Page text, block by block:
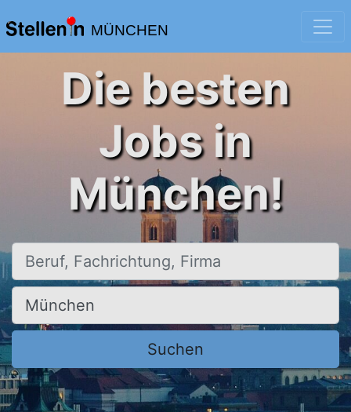
MÜNCHEN
Die besten
Jobs in
München!
Beruf, Fachrichtung, Firma
Ort, Stadt
Suchen